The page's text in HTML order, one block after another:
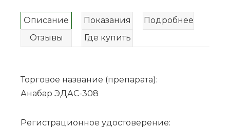
Описание Показания
Подробнее
Отзывы
Где купить
Торговое название (препарата):
Анабар ЭДАС-308
Регистрационное удостоверение: